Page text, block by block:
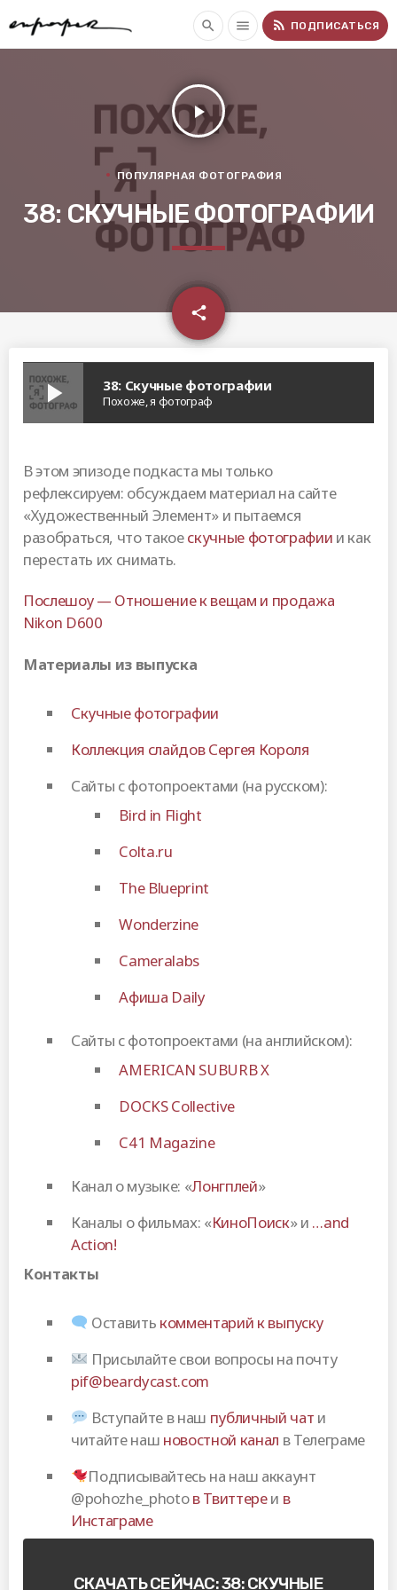
search menu rss_feed ПОДПИСАТЬСЯ
play_arrow
ПОПУЛЯРНАЯ ФОТОГРАФИЯ
38: СКУЧНЫЕ ФОТОГРАФИИ
share
email
play_arrow 38: Скучные фотографии
Похоже, я фотограф
В этом эпизоде подкаста мы только
рефлексируем: обсуждаем материал на сайте
«Художественный Элемент» и пытаемся
разобраться, что такоескучные фотографии и как
перестать их снимать.
Послешоу — Отношение к вещам и продажа
Nikon D600
Материалы из выпуска
Скучные фотографии
Коллекция слайдов Сергея Короля
Сайты с фотопроектами (на русском):
Bird in Flight
Colta.ru
The Blueprint
Wonderzine
Cameralabs
Афиша Daily
Сайты с фотопроектами (на английском):
AMERICAN SUBURB X
DOCKS Collective
C41 Magazine
Канал о музыке: «Лонгплей»
Каналы о фильмах: «КиноПоиск» и …and
Action!
Контакты
Оставить комментарий к выпуску
Присылайте свои вопросы на почту
pif@beardycast.com
Вступайте в наш публичный чат и
читайте наш новостной канал в Телеграме
Подписывайтесь на наш аккаунт
@pohozhe_photoв Твиттереи в
Инстаграме
СКАЧАТЬ СЕЙЧАС: 38: СКУЧНЫЕ